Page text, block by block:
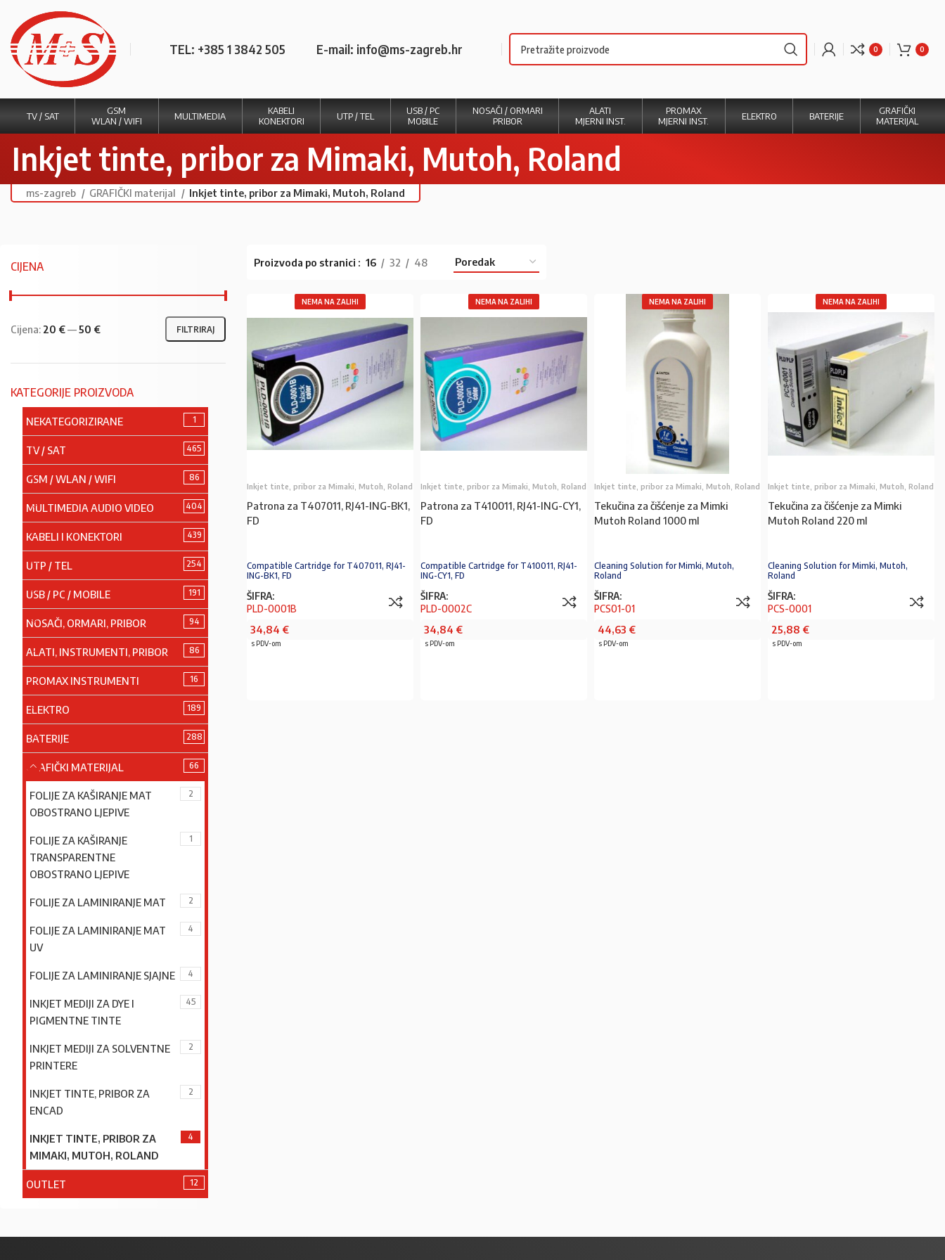
TEL: +385 1 3842 505 E-mail: info@ms-zagreb.hr 0 0
TV / SAT
GSM
WLAN / WIFI
MULTIMEDIA
KABELI
KONEKTORI
UTP / TEL
USB / PC
MOBILE
NOSAČI / ORMARI
PRIBOR
ALATI
MJERNI INST.
PROMAX
MJERNI INST.
ELEKTRO BATERIJE
GRAFIČKI
MATERIJAL
Inkjet tinte, pribor za Mimaki, Mutoh, Roland
ms-zagreb GRAFIČKI materijal Inkjet tinte, pribor za Mimaki, Mutoh, Roland
CIJENA
FILTRIRAJ
Cijena: 20 €—50 €
KATEGORIJE PROIZVODA
NEKATEGORIZIRANE 1
TV / SAT 465
GSM / WLAN / WIFI 86
MULTIMEDIA AUDIO VIDEO 404
KABELI I KONEKTORI 439
UTP / TEL 254
USB / PC / MOBILE 191
NOSAČI, ORMARI, PRIBOR 94
ALATI, INSTRUMENTI, PRIBOR 86
PROMAX INSTRUMENTI 16
ELEKTRO 189
BATERIJE 288
GRAFIČKI MATERIJAL 66
FOLIJE ZA KAŠIRANJE MAT
OBOSTRANO LJEPIVE
2
FOLIJE ZA KAŠIRANJE
TRANSPARENTNE
OBOSTRANO LJEPIVE
1
FOLIJE ZA LAMINIRANJE MAT 2
FOLIJE ZA LAMINIRANJE MAT
UV
4
FOLIJE ZA LAMINIRANJE SJAJNE 4
INKJET MEDIJI ZA DYE I
PIGMENTNE TINTE
45
INKJET MEDIJI ZA SOLVENTNE
PRINTERE
2
INKJET TINTE, PRIBOR ZA
ENCAD
2
INKJET TINTE, PRIBOR ZA
MIMAKI, MUTOH, ROLAND
4
OUTLET 12
Proizvoda po stranici 16 32 48
NEMA NA ZALIHI
Inkjet tinte, pribor za Mimaki, Mutoh, Roland
Patrona za T407011, RJ41-ING-BK1,
FD
Compatible Cartridge for T407011, RJ41-
ING-BK1, FD
ŠIFRA:
PLD-0001B
34,84 €
s PDV-om
NEMA NA ZALIHI
Inkjet tinte, pribor za Mimaki, Mutoh, Roland
Patrona za T410011, RJ41-ING-CY1,
FD
Compatible Cartridge for T410011, RJ41-
ING-CY1, FD
ŠIFRA:
PLD-0002C
34,84 €
s PDV-om
NEMA NA ZALIHI
Inkjet tinte, pribor za Mimaki, Mutoh, Roland
Tekučina za čišćenje za Mimki
Mutoh Roland 1000 ml
Cleaning Solution for Mimki, Mutoh,
Roland
ŠIFRA:
PCS01-01
44,63 €
s PDV-om
NEMA NA ZALIHI
Inkjet tinte, pribor za Mimaki, Mutoh, Roland
Tekučina za čišćenje za Mimki
Mutoh Roland 220 ml
Cleaning Solution for Mimki, Mutoh,
Roland
ŠIFRA:
PCS-0001
25,88 €
s PDV-om